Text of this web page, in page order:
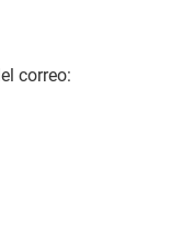
correo: